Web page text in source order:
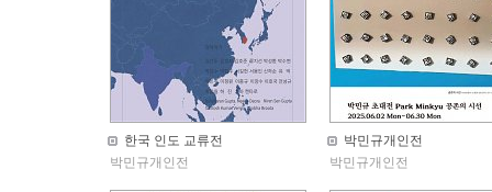
한국 인도 교류전
박민규개인전
박민규개인전
박민규개인전